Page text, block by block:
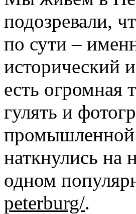
подозревали,
по сути –
исторический
есть огромная
гулять и
промышленной
наткнулись на
одном
peterburg/.